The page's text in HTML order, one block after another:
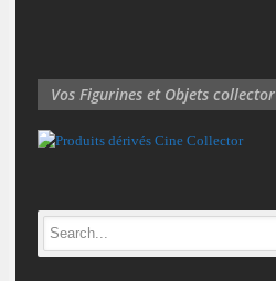
Vos Figurines et Objets collector